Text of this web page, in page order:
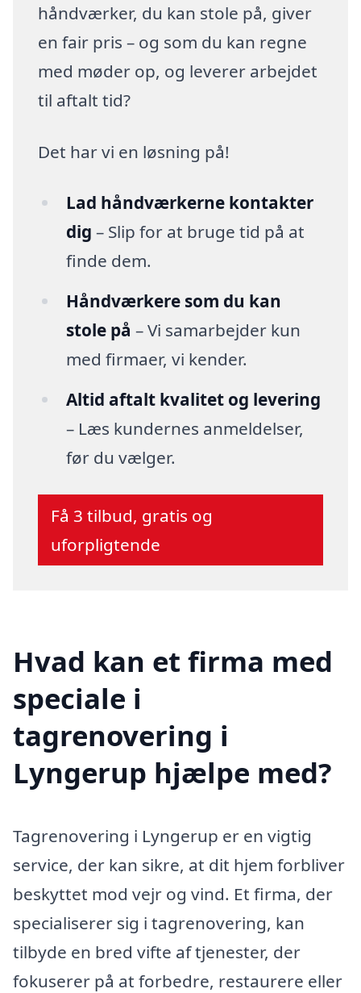
håndværker, du kan stole på, giver
en fair pris – og som du kan regne
med møder op, og leverer arbejdet
til aftalt tid?
Det har vi en løsning på!
Lad håndværkerne kontakter
dig – Slip for at bruge tid på at
finde dem.
Håndværkere som du kan
stole på – Vi samarbejder kun
med firmaer, vi kender.
Altid aftalt kvalitet og levering
– Læs kundernes anmeldelser,
før du vælger.
Få 3 tilbud, gratis og
uforpligtende
Hvad kan et firma med
speciale i
tagrenovering i
Lyngerup hjælpe med?
Tagrenovering i Lyngerup er en vigtig
service, der kan sikre, at dit hjem forbliver
beskyttet mod vejr og vind. Et firma, der
specialiserer sig i tagrenovering, kan
tilbyde en bred vifte af tjenester, der
fokuserer på at forbedre, restaurere eller